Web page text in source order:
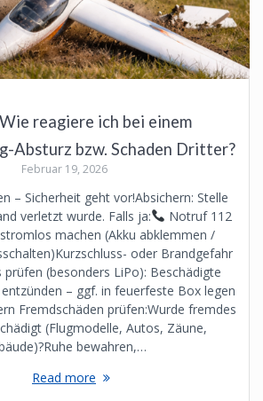
reagiere ich bei einem
Absturz bzw. Schaden Dritter?
Februar 19, 2026
– Sicherheit geht vor!Absichern: Stelle
verletzt wurde. Falls ja:
Notruf 112
machen (Akku abklemmen /
oder Brandgefahr
prüfen (besonders LiPo): Beschädigte
– ggf. in feuerfeste Box legen
Fremdschäden prüfen:Wurde fremdes
(Flugmodelle, Autos, Zäune,
bewahren,…
Read more